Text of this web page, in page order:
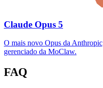
Claude Opus 5
O mais novo Opus da
gerenciado da MoClaw.
FAQ